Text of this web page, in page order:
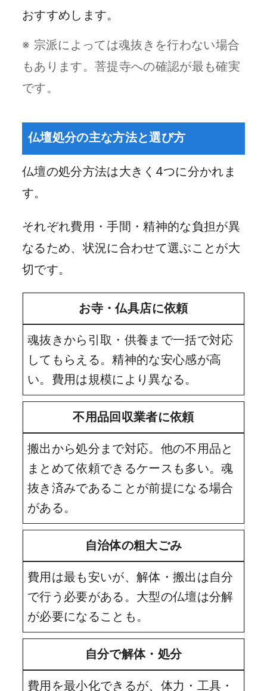
おすすめします。
※ 宗派によっては魂抜きを行わない場合
もあります。菩提寺への確認が最も確実
です。
仏壇処分の主な方法と選び方
仏壇の処分方法は大きく4つに分かれま
す。
それぞれ費用・手間・精神的な負担が異
なるため、状況に合わせて選ぶことが大
切です。
お寺・仏具店に依頼
魂抜きから引取・供養まで一括で対応
してもらえる。精神的な安心感が高
い。費用は規模により異なる。
不用品回収業者に依頼
搬出から処分まで対応。他の不用品と
まとめて依頼できるケースも多い。魂
抜き済みであることが前提になる場合
がある。
自治体の粗大ごみ
費用は最も安いが、解体・搬出は自分
で行う必要がある。大型の仏壇は分解
が必要になることも。
自分で解体・処分
費用を最小化できるが、体力・工具・